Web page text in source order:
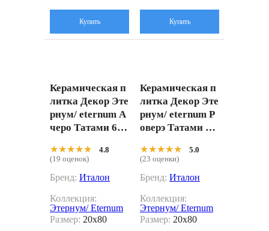
Купить Купить
Керамическая п
литка Декор Эте
рнум/ eternum А
черо Татами 610
вый 20x80
★★★★★
★★★★★
4.8
(19 оценок)
Бренд: Италон
Коллекция:
Этернум/ Eternum
Размер: 20x80
Керамическая п
литка Декор Эте
рнум/ eternum Р
оверэ Татами 61
евый 20x80
★★★★★
★★★★★
5.0
(23 оценки)
Бренд: Италон
Коллекция:
Этернум/ Eternum
Размер: 20x80